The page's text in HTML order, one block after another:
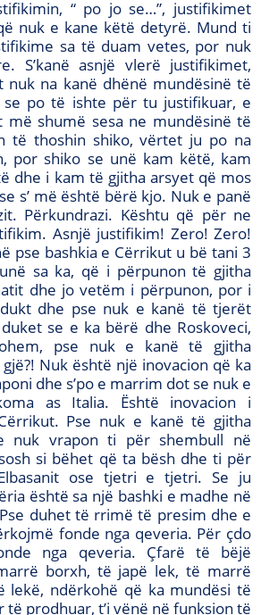
“ po jo se…”, justifikimet
nuk e kane këtë detyrë. Mund ti
sa të duam vetes, por nuk
S’kanë asnjë vlerë justifikimet,
nuk na kanë dhënë mundësinë të
se po të ishte për tu justifikuar, e
më shumë sesa ne mundësinë të
të thoshin shiko, vërtet ju po na
por shiko se unë kam këtë, kam
dhe i kam të gjitha arsyet që mos
s’ më është bërë kjo. Nuk e panë
Përkundrazi. Kështu që për ne
Asnjë justifikim! Zero! Zero!
pse bashkia e Cërrikut u bë tani 3
sa ka, që i përpunon të gjitha
dhe jo vetëm i përpunon, por i
dhe pse nuk e kanë të tjerët
se e ka bërë dhe Roskoveci,
pse nuk e kanë të gjitha
Nuk është një inovacion që ka
dhe s’po e marrim dot se nuk e
as Italia. Është inovacion i
Pse nuk e kanë të gjitha
nuk vrapon ti për shembull në
si bëhet që ta bësh dhe ti për
ose tjetri e tjetri. Se ju
është sa një bashki e madhe në
Pse duhet të rrimë të presim dhe e
fonde nga qeveria. Për çdo
nga qeveria. Çfarë të bëjë
borxh, të japë lek, të marrë
lekë, ndërkohë që ka mundësi të
të prodhuar, t’i vënë në funksion të